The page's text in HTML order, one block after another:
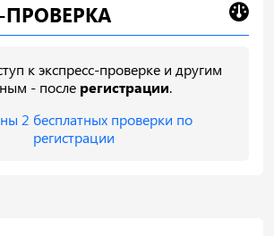
ПРОВЕРКА
к экспресс-проверке и другим
- после регистрации.
2 бесплатных проверки по
регистрации